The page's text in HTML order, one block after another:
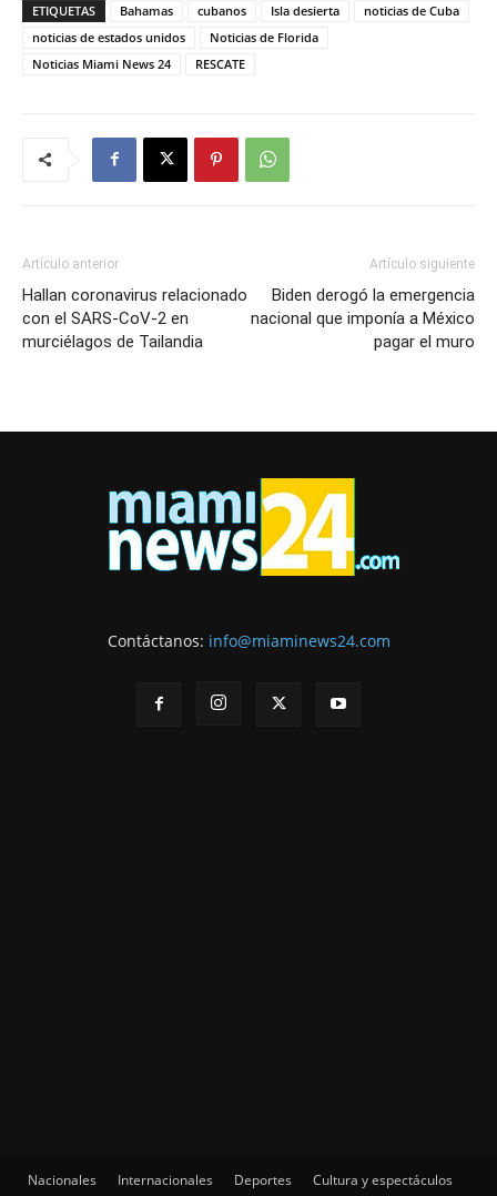
ETIQUETAS Bahamas cubanos Isla desierta
noticias de Cuba
noticias de estados unidos
Noticias de Florida
Noticias Miami News 24
RESCATE
Artículo anterior
Hallan coronavirus relacionado
con el SARS-CoV-2 en
murciélagos de Tailandia
Artículo siguiente
Biden derogó la emergencia
nacional que imponía a México
pagar el muro
Contáctanos: info@miaminews24.com
Nacionales Internacionales Deportes
Cultura y espectáculos